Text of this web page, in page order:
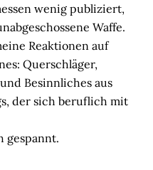
wenig publiziert,
Waffe.
Reaktionen auf
Querschläger,
Besinnliches aus
der sich beruflich mit
gespannt.